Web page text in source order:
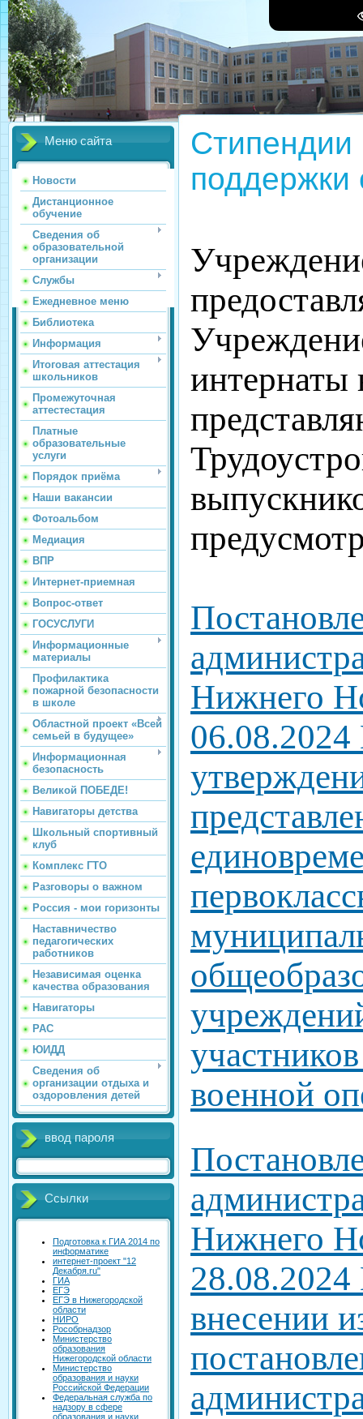
Меню сайта
Новости
Дистанционное
обучение
Сведения об
образовательной
организации
Службы
Ежедневное меню
Библиотека
Информация
Итоговая аттестация
школьников
Промежуточная
аттестестация
Платные
образовательные
услуги
Порядок приёма
Наши вакансии
Фотоальбом
Медиация
ВПР
Интернет-приемная
Вопрос-ответ
ГОСУСЛУГИ
Информационные
материалы
Профилактика
пожарной безопасности
в школе
Областной проект «Всей
семьей в будущее»
Информационная
безопасность
Великой ПОБЕДЕ!
Навигаторы детства
Школьный спортивный
клуб
Комплекс ГТО
Разговоры о важном
Россия - мои горизонты
Наставничество
педагогических
работников
Независимая оценка
качества образования
Навигаторы
РАС
ЮИДД
Сведения об
организации отдыха и
оздоровления детей
ввод пароля
Ссылки
Подготовка к ГИА 2014 по
информатике
интернет-проект "12
Декабря.ru"
ГИА
ЕГЭ
ЕГЭ в Нижегородской
области
НИРО
Рособрнадзор
Министерство
образования
Нижегородской области
Министерство
образования и науки
Российской Федерации
Федеральная служба по
надзору в сфере
образования и науки
интернаты
Нижнего
военной
Нижнего
внесении